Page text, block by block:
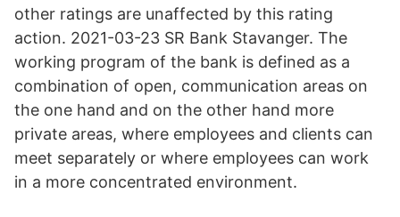
other ratings are unaffected by this rating
action. 2021-03-23 SR Bank Stavanger. The
working program of the bank is defined as a
combination of open, communication areas on
the one hand and on the other hand more
private areas, where employees and clients can
meet separately or where employees can work
in a more concentrated environment.